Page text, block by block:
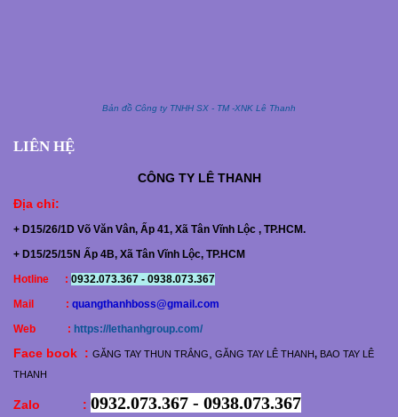
Bản đồ Công ty TNHH SX - TM -XNK Lê Thanh
LIÊN HỆ
CÔNG TY LÊ THANH
Địa chỉ:
+ D15/26/1D Võ Văn Vân, Ấp 41, Xã Tân Vĩnh Lộc , TP.HCM.
+ D15/25/15N Ấp 4B, Xã Tân Vĩnh Lộc, TP.HCM
Hotline : 0932.073.367 - 0938.073.367
Mail : quangthanhboss@gmail.com
Web : https://lethanhgroup.com/
Face book : GĂNG TAY THUN TRẮNG, GĂNG TAY LÊ THANH, BAO TAY LÊ
THANH
Zalo : 0932.073.367 - 0938.073.367